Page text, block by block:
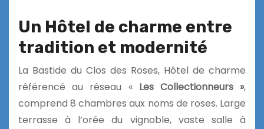
Un Hôtel de charme entre
tradition et modernité
La Bastide du Clos des Roses, Hôtel de charme
référencé au réseau « Les Collectionneurs »,
comprend 8 chambres aux noms de roses. Large
terrasse à l’orée du vignoble, vaste salle à